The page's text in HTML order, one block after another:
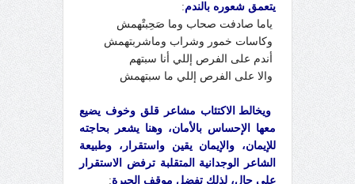
يتعمق شعوره بالندم:
ياما صادفت صحاب وما صَحِبتْهمش
وكاسات خمور وشراب وماشربتهمش
أندم على الفرص إللي أنا سبتهم
والا على الفرص إللي ما سبتهمش
ويخالط الاكتئاب مشاعر قلق وخوف يضيع
معها الإحساس بالأمان، وهنا يشعر بحاجته
للإيمان، والإيمان يقين واستقرار، وطبيعة
الشاعر الوجدانية المتقلبة ترفض الاستقرار
على حال، لذلك تفضل موقف الحيرة: